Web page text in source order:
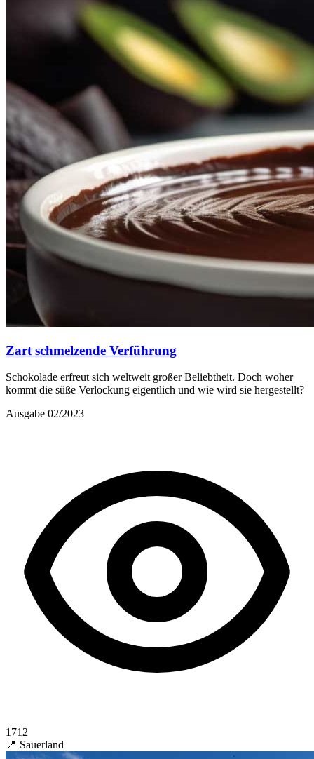
Zart schmelzende Verführung
Schokolade erfreut sich weltweit großer Beliebtheit. Doch woher
kommt die süße Verlockung eigentlich und wie wird sie hergestellt?
Ausgabe 02/2023
1712
📍 Sauerland